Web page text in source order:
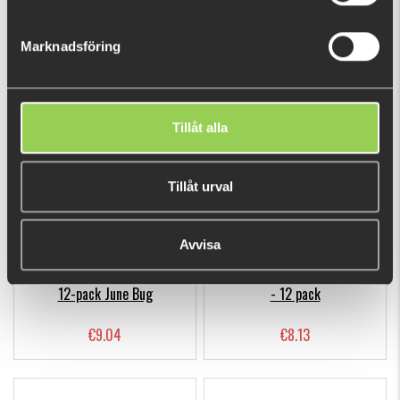
Marknadsföring
Tillåt alla
Tillåt urval
Avvisa
Hooligan Roach JR 15cm
€13.61
Hooligan Roach Micro 5cm
€8.13
Hooligan Roach Party Pack
12-pack June Bug
€9.04
Hooligan Roach Tiny 6,5cm
- 12 pack
€8.13